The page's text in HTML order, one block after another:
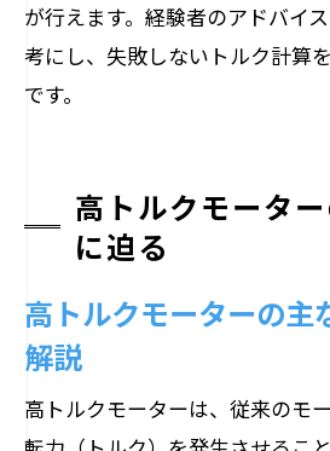
が行えます。経験者のアドバイ
考にし、失敗しないトルク計算
です。
高トルクモータ
に迫る
高トルクモーターの主
解説
高トルクモーターは、従来のモ